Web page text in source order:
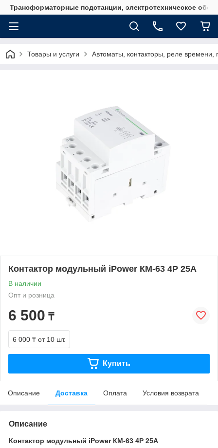
Трансформаторные подстанции, электротехническое
Товары и услуги Автоматы, контакторы, реле
Контактор модульный iPower КМ-63 4Р 25А
В наличии
Опт и розница
6 500 ₸
6 000 ₸ от 10 шт.
Купить
Описание Доставка Оплата Условия возврата
Описание
Контактор модульный iPower КМ-63 4Р 25А